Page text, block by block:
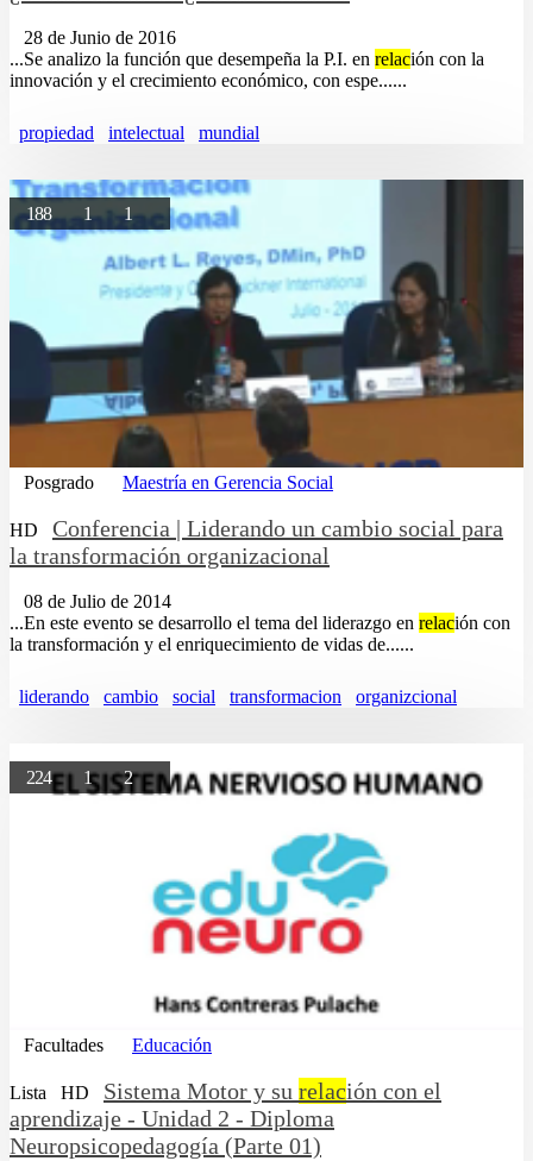
28 de Junio de 2016
...Se analizo la función que desempeña la P.I. en relación con la
innovación y el crecimiento económico, con espe......
propiedad intelectual mundial
188 1 1
Posgrado Maestría en Gerencia Social
HD
Conferencia | Liderando un cambio social para
la transformación organizacional
08 de Julio de 2014
...En este evento se desarrollo el tema del liderazgo en relación con
la transformación y el enriquecimiento de vidas de......
liderando cambio social transformacion organizcional
22412
Facultades Educación
Lista HD Sistema Motor y su relación con el
aprendizaje - Unidad 2 - Diploma
Neuropsicopedagogía (Parte 01)